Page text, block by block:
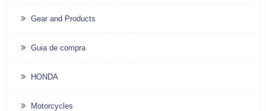
Gear and Products
Guia de compra
HONDA
Motorcycles